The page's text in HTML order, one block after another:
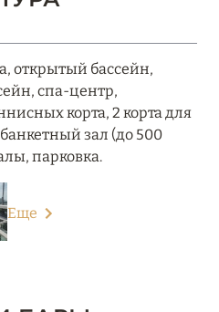
открытый бассейн,
спа-центр,
корта, 2 корта для
зал (до 500
парковка.
Еще